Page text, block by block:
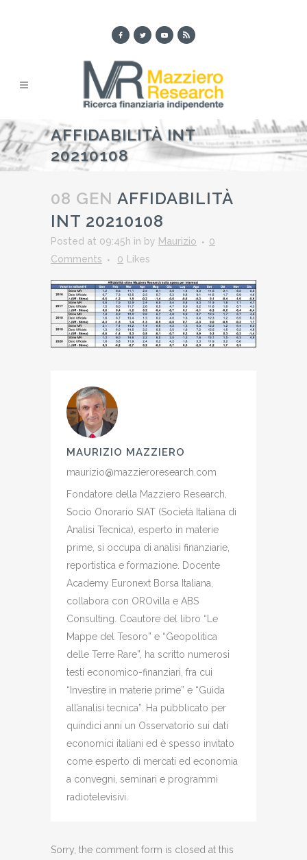
AFFIDABILITÀ INT
20210108
08 GEN AFFIDABILITÀ
INT 20210108
Posted at 09:45h in by Maurizio
0
Comments
0 Likes
MAURIZIO MAZZIERO
maurizio@mazzieroresearch.com
Fondatore della Mazziero Research,
Socio Onorario SIAT (Società Italiana di
Analisi Tecnica), esperto in materie
prime, si occupa di analisi finanziarie,
reportistica e formazione. Docente
Academy Euronext Borsa Italiana,
collabora con OROvilla e ABS
Consulting. Coautore del libro “Le
Mappe del Tesoro” e “Geopolitica
delle Terre Rare”, ha scritto numerosi
testi economico-finanziari, fra cui
“Investire in materie prime” e “Guida
all’analisi tecnica”. Ha pubblicato per
quindici anni un Osservatorio sui dati
economici italiani ed è spesso invitato
come esperto di mercati ed economia
a convegni, seminari e programmi
radiotelevisivi.
Sorry, the comment form is closed at this